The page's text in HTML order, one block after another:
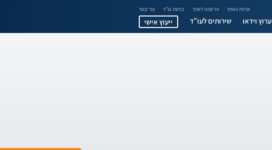
אודות האתר הרשמה לאתר כניסת עו"ד צור קשר
ערוץ וידאו שירותים לעו"ד ייעוץ אישי